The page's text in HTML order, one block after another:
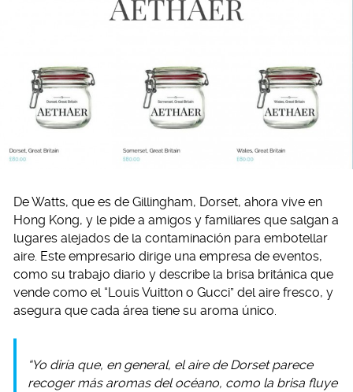
De Watts, que es de Gillingham, Dorset, ahora vive en
Hong Kong, y le pide a amigos y familiares que salgan a
lugares alejados de la contaminación para embotellar
aire. Este empresario dirige una empresa de eventos,
como su trabajo diario y describe la brisa británica que
vende como el “Louis Vuitton o Gucci” del aire fresco, y
asegura que cada área tiene su aroma único.
“Yo diría que, en general, el aire de Dorset parece
recoger más aromas del océano, como la brisa fluye